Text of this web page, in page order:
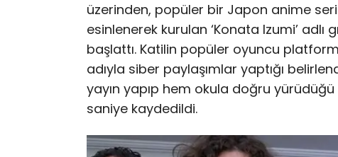
üzerinden, popüler bir Japon anime
esinlenerek kurulan ‘Konata Izumi’
başlattı. Katilin popüler oyuncu
adıyla siber paylaşımlar yaptığı
yayın yapıp hem okula doğru
saniye kaydedildi.